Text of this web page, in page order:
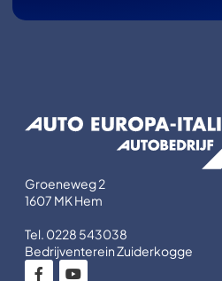
Groeneweg 2
1607 MK Hem
Tel. 0228 543038
Bedrijventerein Zuiderkogge